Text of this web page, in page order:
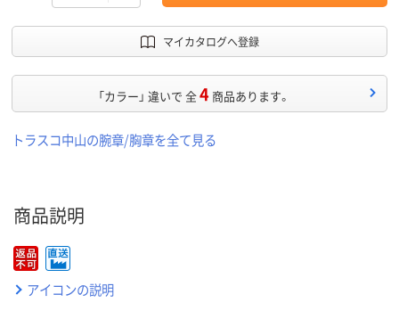
マイカタログへ登録
「カラー」 違いで 全4 商品あります。
トラスコ中山の腕章/胸章を全て見る
商品説明
アイコンの説明